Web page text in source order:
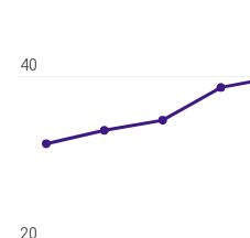
20
40